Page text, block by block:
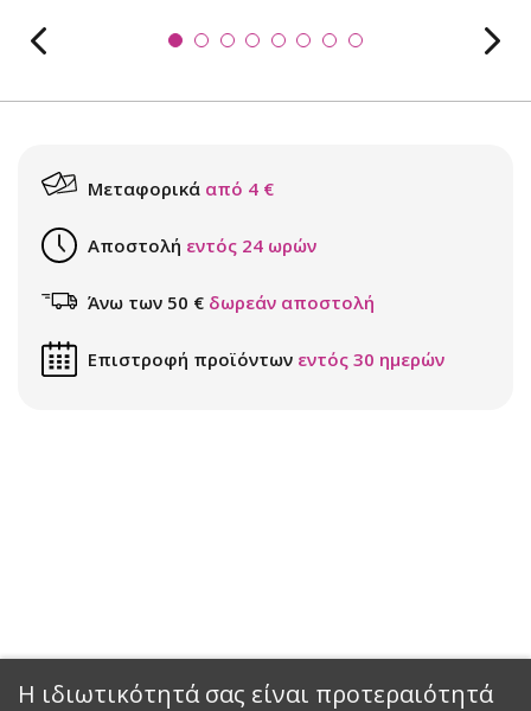
Η ιδιωτικότητά σας είναι προτεραιότητά
Μεταφορικά από 4 €
Αποστολή εντός 24 ωρών
Άνω των 50 € δωρεάν αποστολή
Επιστροφή προϊόντων εντός 30 ημερών